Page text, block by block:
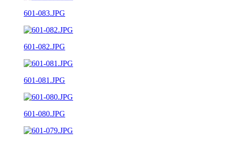
601-083.JPG
601-082.JPG
601-081.JPG
601-080.JPG